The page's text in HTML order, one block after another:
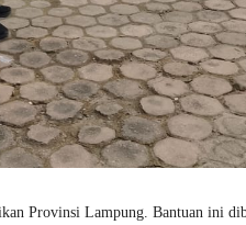
Provinsi Lampung. Bantuan ini